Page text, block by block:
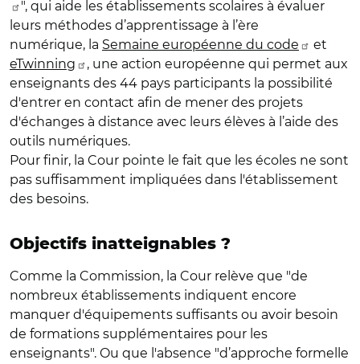
", qui aide les établissements scolaires à évaluer
leurs méthodes d’apprentissage à l’ère
numérique, la Semaine européenne du code
et
eTwinning
, une action européenne qui permet aux
enseignants des 44 pays participants la possibilité
d'entrer en contact afin de mener des projets
d'échanges à distance avec leurs élèves à l’aide des
outils numériques.
Pour finir, la Cour pointe le fait que les écoles ne sont
pas suffisamment impliquées dans l'établissement
des besoins.
Objectifs inatteignables ?
Comme la Commission, la Cour relève que "de
nombreux établissements indiquent encore
manquer d'équipements suffisants ou avoir besoin
de formations supplémentaires pour les
enseignants". Ou que l'absence "d’approche formelle